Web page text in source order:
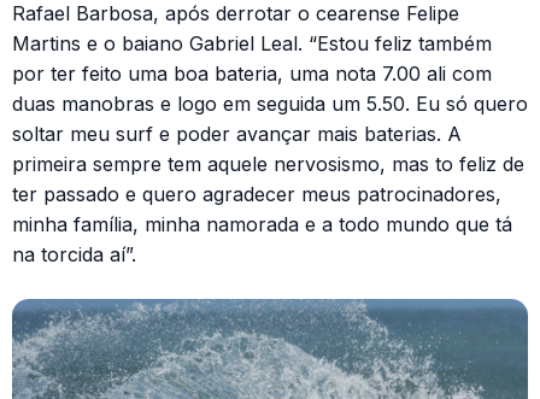
Rafael Barbosa, após derrotar o cearense Felipe
Martins e o baiano Gabriel Leal. “Estou feliz também
por ter feito uma boa bateria, uma nota 7.00 ali com
duas manobras e logo em seguida um 5.50. Eu só quero
soltar meu surf e poder avançar mais baterias. A
primeira sempre tem aquele nervosismo, mas to feliz de
ter passado e quero agradecer meus patrocinadores,
minha família, minha namorada e a todo mundo que tá
na torcida aí”.